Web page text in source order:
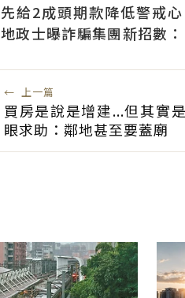
先給2成頭期款降低警戒心
地政士曝詐騙集團新招數：
← 上一篇
買房是說是增建...但其實
眼求助：鄰地甚至要蓋廟